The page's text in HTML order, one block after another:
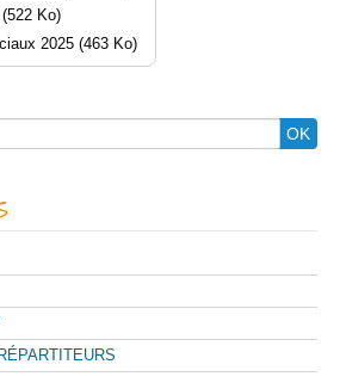
Ko)
2025 (463 Ko)
OK